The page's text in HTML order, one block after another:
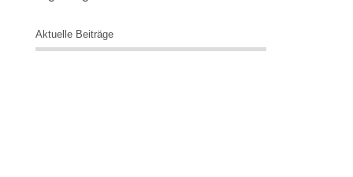
Aktuelle Beiträge